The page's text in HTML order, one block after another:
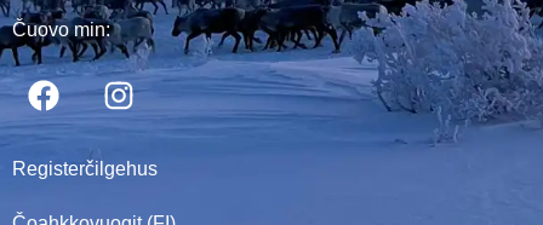
Čuovo min:
Registerčilgehus